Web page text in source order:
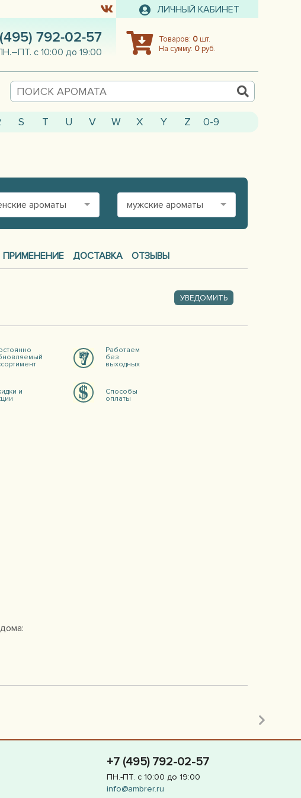
ЛИЧНЫЙ КАБИНЕТ
Товаров: 0шт.
На сумму: 0руб.
792-02-57
с 10:00 до 19:00
S T U V W X Y Z 0-9
мужские ароматы
ароматы
ПРИМЕНЕНИЕ ДОСТАВКА ОТЗЫВЫ
УВЕДОМИТЬ
Работаем
без
выходных
и
Способы
оплаты
+7 (495) 792-02-57
ПН.-ПТ. с 10:00 до 19:00
info@ambrer.ru